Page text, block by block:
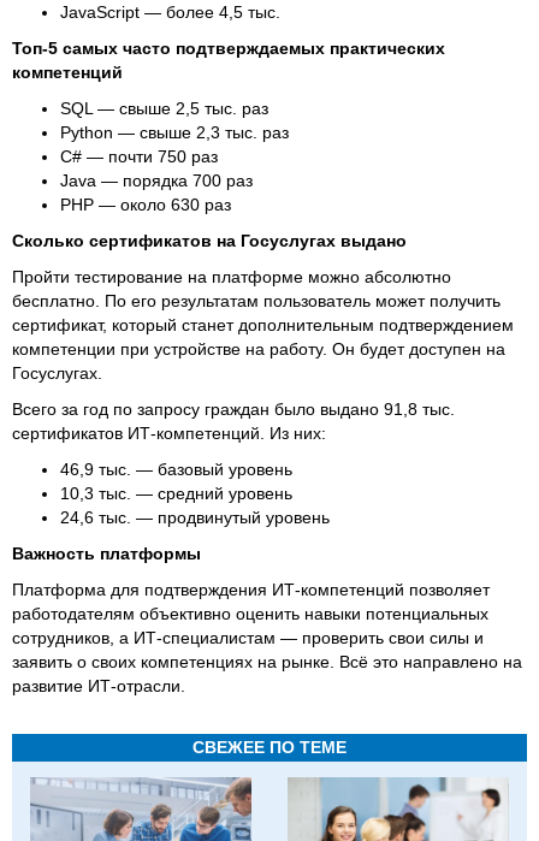
JavaScript — более 4,5 тыс.
Топ-5 самых часто подтверждаемых практических
компетенций
SQL — свыше 2,5 тыс. раз
Python — свыше 2,3 тыс. раз
C# — почти 750 раз
Java — порядка 700 раз
PHP — около 630 раз
Сколько сертификатов на Госуслугах выдано
Пройти тестирование на платформе можно абсолютно
бесплатно. По его результатам пользователь может получить
сертификат, который станет дополнительным подтверждением
компетенции при устройстве на работу. Он будет доступен на
Госуслугах.
Всего за год по запросу граждан было выдано 91,8 тыс.
сертификатов ИТ-компетенций. Из них:
46,9 тыс. — базовый уровень
10,3 тыс. — средний уровень
24,6 тыс. — продвинутый уровень
Важность платформы
Платформа для подтверждения ИТ-компетенций позволяет
работодателям объективно оценить навыки потенциальных
сотрудников, а ИТ-специалистам — проверить свои силы и
заявить о своих компетенциях на рынке. Всё это направлено на
развитие ИТ-отрасли.
СВЕЖЕЕ ПО ТЕМЕ